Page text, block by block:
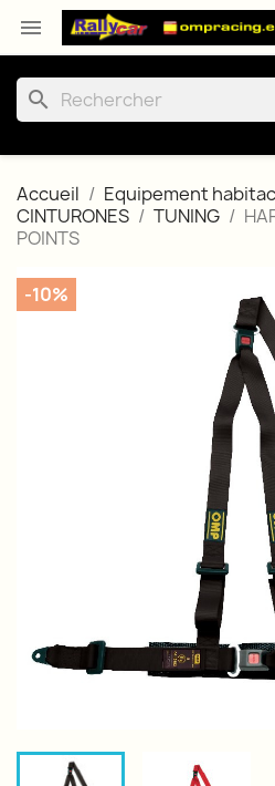

search
Accueil
Equipement
CINTURONES
TUNING
POINTS
-10%